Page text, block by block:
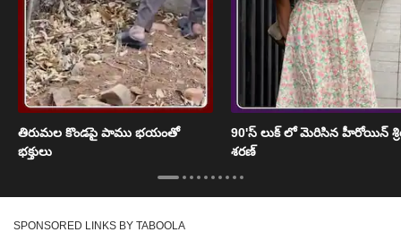
తిరుమల కొండపై పాము భయంతో
భక్తులు
90'స్ లుక్ లో మెరిసిన హీరోయిన్
శరణ్
SPONSORED LINKS BY TABOOLA